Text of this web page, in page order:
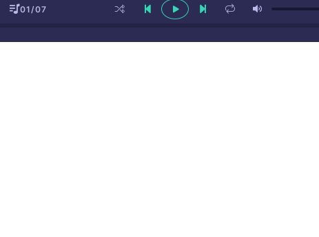
01/07